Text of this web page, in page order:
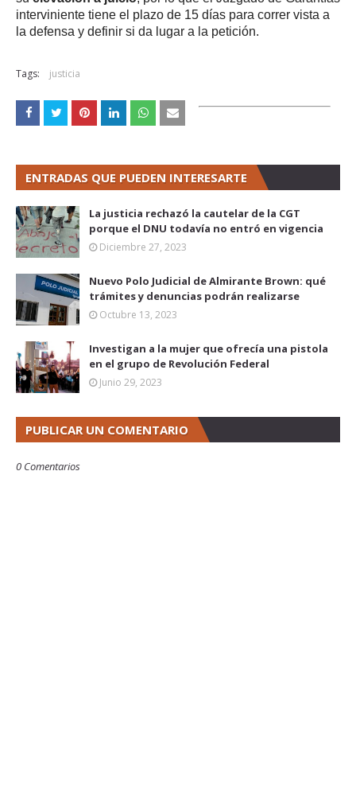
interviniente tiene el plazo de 15 días para correr vista a
la defensa y definir si da lugar a la petición.
Tags: justicia
ENTRADAS QUE PUEDEN INTERESARTE
La justicia rechazó la cautelar de la CGT
porque el DNU todavía no entró en vigencia
Diciembre 27, 2023
Nuevo Polo Judicial de Almirante Brown: qué
trámites y denuncias podrán realizarse
Octubre 13, 2023
Investigan a la mujer que ofrecía una pistola
en el grupo de Revolución Federal
Junio 29, 2023
PUBLICAR UN COMENTARIO
0 Comentarios